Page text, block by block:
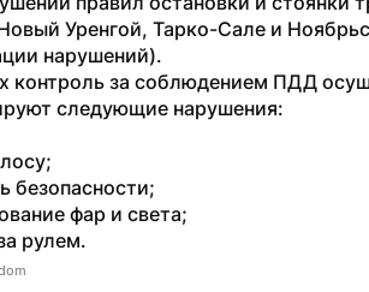
Уренгой, Тарко-Сале и
нарушений).
контроль за соблюдением ПДД
следующие нарушения:
безопасности;
фар и света;
рулем.